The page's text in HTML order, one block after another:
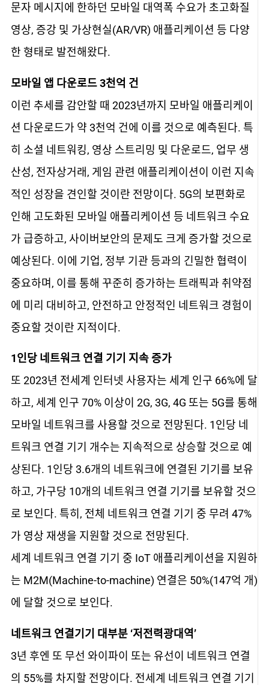
문자 메시지에 한하던 모바일 대역폭 수요가 초고화질
영상, 증강 및 가상현실(AR/VR) 애플리케이션 등 다양
한 형태로 발전해왔다.
모바일 앱 다운로드 3천억 건
이런 추세를 감안할 때 2023년까지 모바일 애플리케이
션 다운로드가 약 3천억 건에 이를 것으로 예측된다. 특
히 소셜 네트워킹, 영상 스트리밍 및 다운로드, 업무 생
산성, 전자상거래, 게임 관련 애플리케이션이 이런 지속
적인 성장을 견인할 것이란 전망이다. 5G의 보편화로
인해 고도화된 모바일 애플리케이션 등 네트워크 수요
가 급증하고, 사이버보안의 문제도 크게 증가할 것으로
예상된다. 이에 기업, 정부 기관 등과의 긴밀한 협력이
중요하며, 이를 통해 꾸준히 증가하는 트래픽과 취약점
에 미리 대비하고, 안전하고 안정적인 네트워크 경험이
중요할 것이란 지적이다.
1인당 네트워크 연결 기기 지속 증가
또 2023년 전세계 인터넷 사용자는 세계 인구 66%에 달
하고, 세계 인구 70% 이상이 2G, 3G, 4G 또는 5G를 통해
모바일 네트워크를 사용할 것으로 전망된다. 1인당 네
트워크 연결 기기 개수는 지속적으로 상승할 것으로 예
상된다. 1인당 3.6개의 네트워크에 연결된 기기를 보유
하고, 가구당 10개의 네트워크 연결 기기를 보유할 것으
로 보인다. 특히, 전체 네트워크 연결 기기 중 무려 47%
가 영상 재생을 지원할 것으로 전망된다.
세계 네트워크 연결 기기 중 IoT 애플리케이션을 지원하
는 M2M(Machine-to-machine) 연결은 50%(147억 개)
에 달할 것으로 보인다.
네트워크 연결기기 대부분 ‘저전력광대역’
3년 후엔 또 무선 와이파이 또는 유선이 네트워크 연결
의 55%를 차지할 전망이다. 전세계 네트워크 연결 기기